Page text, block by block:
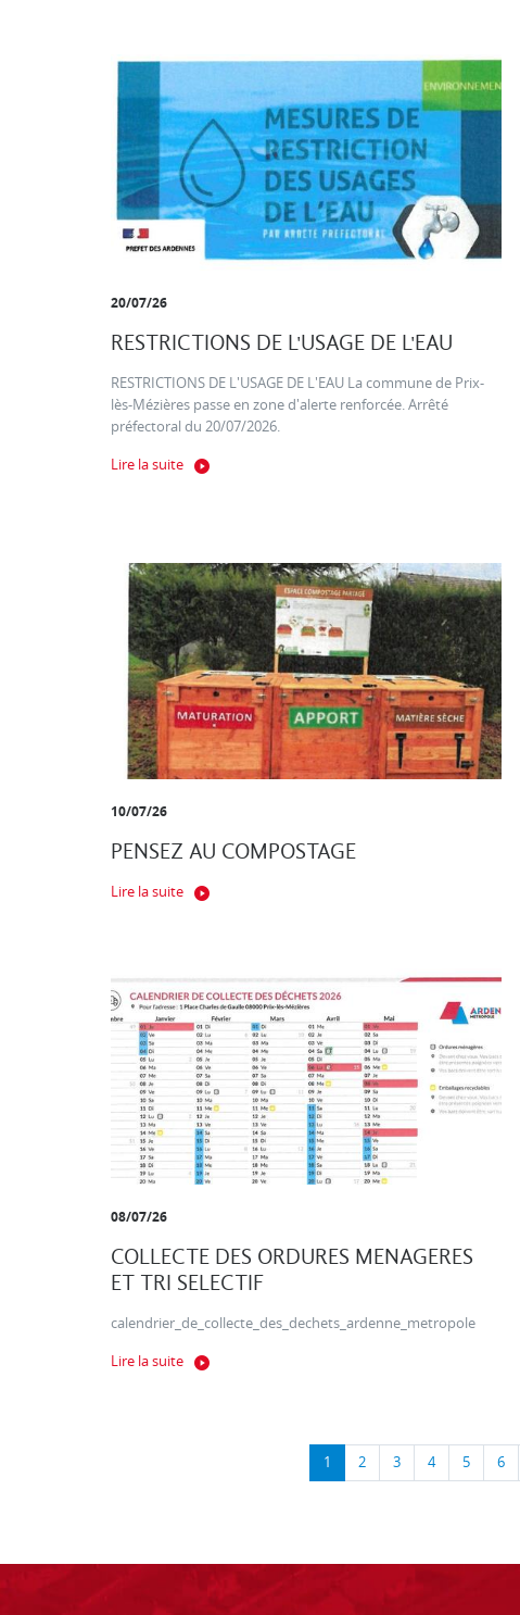
20/07/26
RESTRICTIONS DE L'USAGE DE L'EAU
RESTRICTIONS DE L'USAGE DE L'EAU La commune de Prix-
lès-Mézières passe en zone d'alerte renforcée. Arrêté
préfectoral du 20/07/2026.
Lire la suite
10/07/26
PENSEZ AU COMPOSTAGE
Lire la suite
08/07/26
COLLECTE DES ORDURES MENAGERES
ET TRI SELECTIF
calendrier_de_collecte_des_dechets_ardenne_metropole
Lire la suite
1 2 3 4 5 6